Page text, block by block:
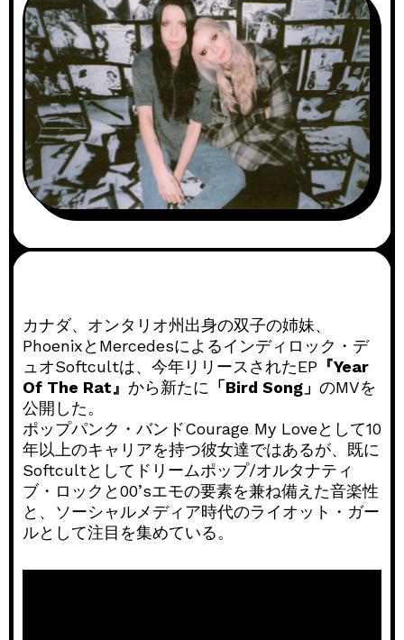
カナダ、オンタリオ州出身の双子の姉妹、
PhoenixとMercedesによるインディロック・デ
ュオSoftcultは、今年リリースされたEP 『Year
Of The Rat』 から新たに 「Bird Song」 のMVを
公開した。
ポップパンク・バンドCourage My Loveとして10
年以上のキャリアを持つ彼女達ではあるが、既に
Softcultとしてドリームポップ/オルタナティ
ブ・ロックと00’sエモの要素を兼ね備えた音楽性
と、ソーシャルメディア時代のライオット・ガー
ルとして注目を集めている。